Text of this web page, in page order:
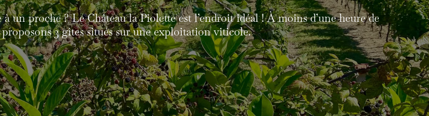
un proche ? Le Château la Piolette est l’endroit idéal ! À moins d’une heure de
3 gîtes situés sur une exploitation viticole.